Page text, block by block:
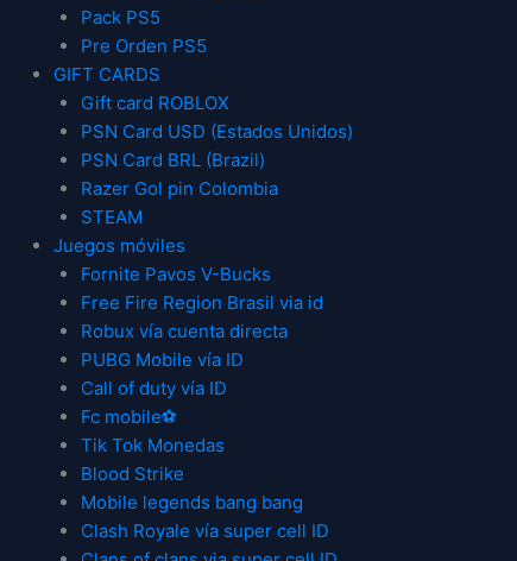
Pack PS5
Pre Orden PS5
GIFT CARDS
Gift card ROBLOX
PSN Card USD (Estados Unidos)
PSN Card BRL (Brazil)
Razer Gol pin Colombia
STEAM
Juegos móviles
Fornite Pavos V-Bucks
Free Fire Region Brasil via id
Robux vía cuenta directa
PUBG Mobile vía ID
Call of duty vía ID
Fc mobile⚽
Tik Tok Monedas
Blood Strike
Mobile legends bang bang
Clash Royale vía super cell ID